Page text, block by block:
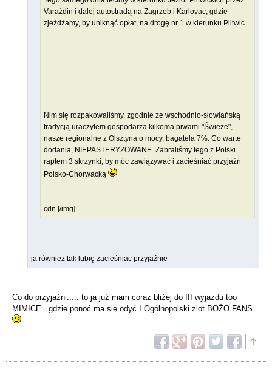
Varażdin i dalej autostradą na Zagrzeb i Karlovac, gdzie
zjeżdżamy, by uniknąć opłat, na drogę nr 1 w kierunku Plitwic.
Nim się rozpakowaliśmy, zgodnie ze wschodnio-słowiańską
tradycją uraczyłem gospodarza kilkoma piwami "Świeże",
nasze regionalne z Olsztyna o mocy, bagatela 7%. Co warte
dodania, NIEPASTERYZOWANE. Zabraliśmy tego z Polski
raptem 3 skrzynki, by móc zawiązywać i zacieśniać przyjaźń
Polsko-Chorwacką
cdn.[/img]
ja również tak lubię zacieśniac przyjaźnie
Co do przyjaźni..... to ja już mam coraz bliżej do III wyjazdu too
MIMICE...gdzie ponoć ma się odyć I Ogólnopolski zlot BOŻO FANS